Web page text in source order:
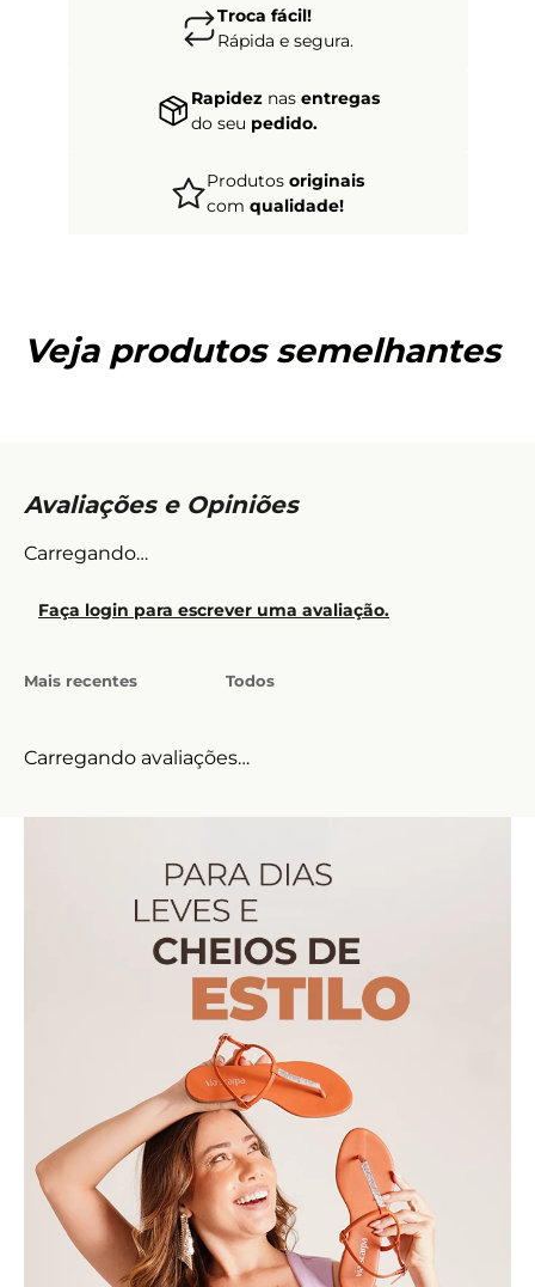
Troca fácil!
Rápida e segura.
Rapidez nas entregas
do seu pedido.
Produtos originais
com qualidade!
Veja produtos semelhantes
Carregando…
Faça login para escrever uma avaliação.
Mais recentes Todos
Carregando avaliações…